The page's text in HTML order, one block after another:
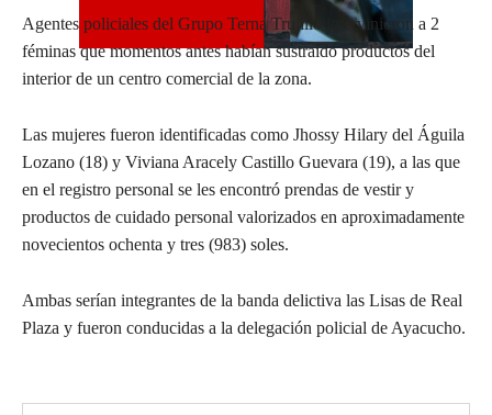
Agentes policiales del Grupo Terna Trujillo intervinieron a 2
féminas que momentos antes habían sustraído productos del
interior de un centro comercial de la zona.
Las mujeres fueron identificadas como Jhossy Hilary del Águila
Lozano (18) y Viviana Aracely Castillo Guevara (19), a las que
en el registro personal se les encontró prendas de vestir y
productos de cuidado personal valorizados en aproximadamente
novecientos ochenta y tres (983) soles.
Ambas serían integrantes de la banda delictiva las Lisas de Real
Plaza y fueron conducidas a la delegación policial de Ayacucho.